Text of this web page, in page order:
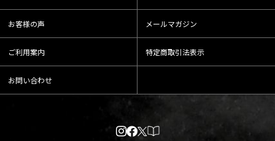
お客様の声 メールマガジン
ご利用案内 特定商取引法表示
お問い合わせ